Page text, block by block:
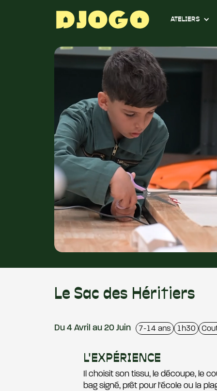
ATELIERS
Le Sac des Héritiers
Du 4 Avril au 20 Juin 7-14 ans 1h30
L'EXPÉRIENCE
Il choisit son tissu, le découpe, le
bag signé, prêt pour l'école ou la